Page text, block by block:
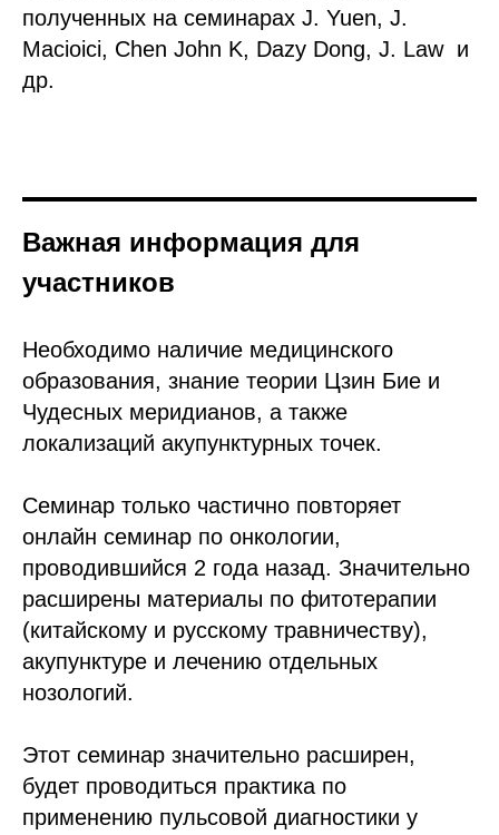
полученных на семинарах J. Yuen, J.
Macioici, Chen John K, Dazy Dong, J. Law и
др.
Важная информация для
участников
Необходимо наличие медицинского
образования, знание теории Цзин Бие и
Чудесных меридианов, а также
локализаций акупунктурных точек.
Семинар только частично повторяет
онлайн семинар по онкологии,
проводившийся 2 года назад. Значительно
расширены материалы по фитотерапии
(китайскому и русскому травничеству),
акупунктуре и лечению отдельных
нозологий.
Этот семинар значительно расширен,
будет проводиться практика по
применению пульсовой диагностики у